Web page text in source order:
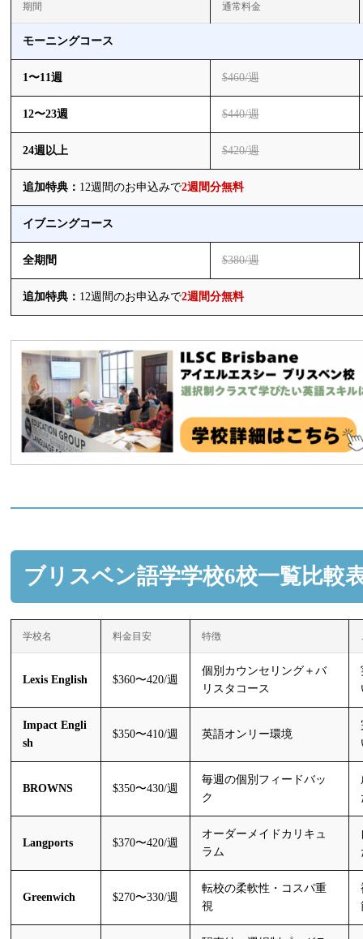
期間 通常料金
モーニングコース
1〜11週 $460/週
12〜23週 $440/週
24週以上 $420/週
追加特典： 12週間のお申込みで2週間分無料
イブニングコース
全期間 $380/週
追加特典： 12週間のお申込みで2週間分無料
ブリスベン語学学校6校一覧比較
学校名 料金目安 特徴
Lexis English $360〜420/週
個別カウンセリング＋バ
リスタコース
Impact Engli
sh
$350〜410/週 英語オンリー環境
BROWNS $350〜430/週
毎週の個別フィードバッ
ク
Langports $370〜420/週
オーダーメイドカリキュ
ラム
Greenwich $270〜330/週
転校の柔軟性・コスパ重
視